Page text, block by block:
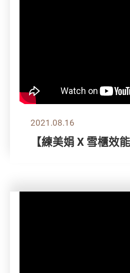
2021.08.16
【練美娟 X 雪櫃效